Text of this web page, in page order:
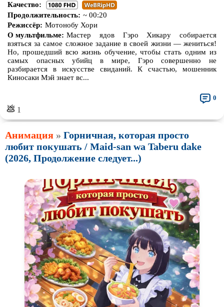
Качество:
Продолжительность: ~ 00:20
Режиссёр: Мотонобу Хори
О мультфильме: Мастер ядов Гэро Хикару собирается
взяться за самое сложное задание в своей жизни — жениться!
Но, прошедший всю жизнь обучение, чтобы стать одним из
самых опасных убийц в мире, Гэро совершенно не
разбирается в искусстве свиданий. К счастью, мошенник
Киносаки Мэй знает вс...
💩 1
0
Анимация » Горничная, которая просто
любит покушать / Maid-san wa Taberu dake
(2026, Продолжение следует...)